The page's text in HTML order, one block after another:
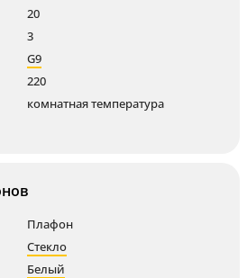
20
3
G9
220
комнатная температура
Плафон
Стекло
Белый